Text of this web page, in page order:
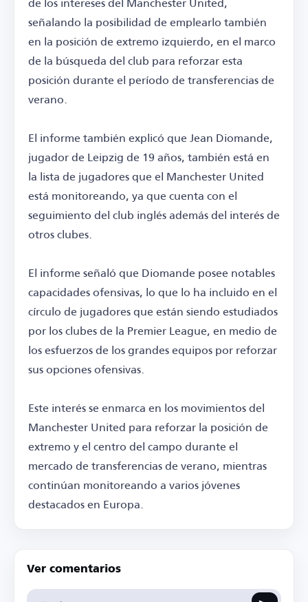
señalando la posibilidad de emplearlo también
en la posición de extremo izquierdo, en el marco
de la búsqueda del club para reforzar esta
posición durante el período de transferencias de
verano.
El informe también explicó que Jean Diomande,
jugador de Leipzig de 19 años, también está en
la lista de jugadores que el Manchester United
está monitoreando, ya que cuenta con el
seguimiento del club inglés además del interés de
otros clubes.
El informe señaló que Diomande posee notables
capacidades ofensivas, lo que lo ha incluido en el
círculo de jugadores que están siendo estudiados
por los clubes de la Premier League, en medio de
los esfuerzos de los grandes equipos por reforzar
sus opciones ofensivas.
Este interés se enmarca en los movimientos del
Manchester United para reforzar la posición de
extremo y el centro del campo durante el
mercado de transferencias de verano, mientras
continúan monitoreando a varios jóvenes
destacados en Europa.
Ver comentarios